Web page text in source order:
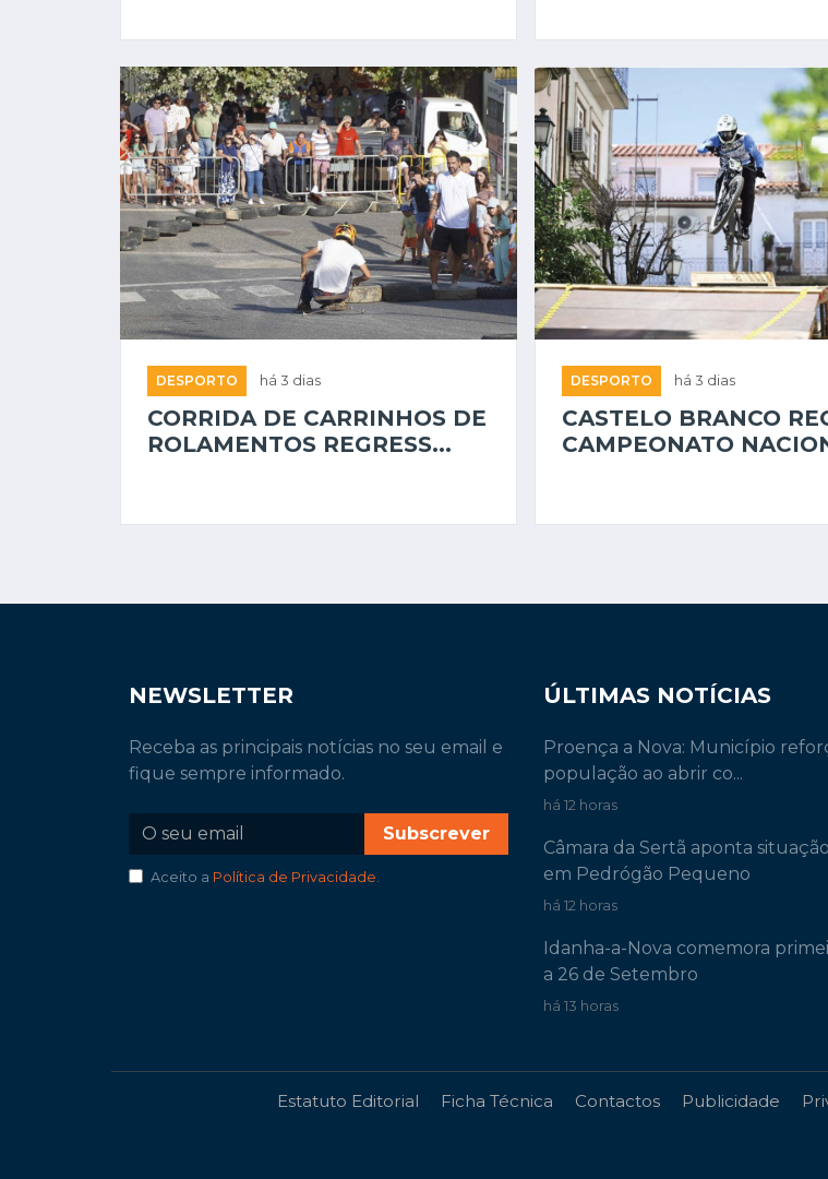
DESPORTO há 3 dias
CORRIDA DE CARRINHOS DE
ROLAMENTOS REGRESS...
DESPORTO há 3 dias
CASTELO BRANCO
CAMPEONATO
NEWSLETTER
Receba as principais notícias no seu email e
fique sempre informado.
Subscrever
Aceito a Política de Privacidade
ÚLTIMAS NOTÍCIAS
Proença a Nova: Município
população ao abrir co...
há 12 horas
Câmara da Sertã aponta
em Pedrógão Pequeno
há 12 horas
Idanha-a-Nova comemora
a 26 de Setembro
há 13 horas
Estatuto Editorial Ficha Técnica Contactos Publicidade